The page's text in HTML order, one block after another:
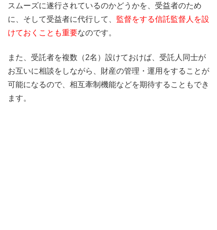
スムーズに遂行されているのかどうかを、受益者のため
に、そして受益者に代行して、 監督をする信託監督人を設
けておくことも重要なのです。
また、受託者を複数（2名）設けておけば、受託人同士が
お互いに相談をしながら、財産の管理・運用をすることが
可能になるので、相互牽制機能などを期待することもでき
ます。